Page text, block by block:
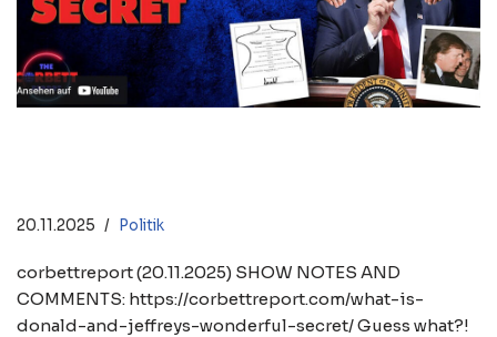
20.11.2025 Politik
corbettreport (20.11.2025) SHOW NOTES AND
COMMENTS: https://corbettreport.com/what-is-
donald-and-jeffreys-wonderful-secret/ Guess what?!